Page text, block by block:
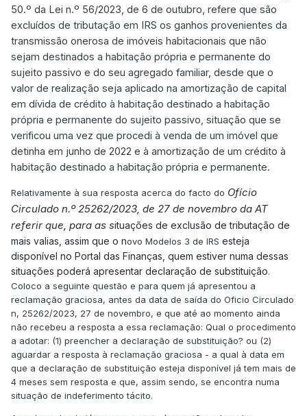
sua maioria,as declarações de rendimentos já terão
sido entregues e liquidadas nos termos,
respetivamente, do n.º 1 do artigo 60.º e da alínea a) do
n.º 1 do artigo 77.º, ambos os artigos do Código do IRS,
pelo que,na ausência de norma que permitisse aos
contribuintes excluir de tributação as mais-valias em
questão, estes ganhos terão sido declarados e
tributados.
3. Neste contexto,
considerando o caráter retroativo
consideradafundamentoparaapresentação de
declaração de rendimentos modelo 3,de substituição
no prazo previsto no n.º 2 do artigo 140.º do Código do
IRS, isto é, 2 (dois) anos a contar do termo do prazo
legal para a entrega da declaração, ou, no mesmo
prazo, para apresentação de reclamação graciosanos
termos daquele artigo, ou seja, em regra,o prazo
referido decorre até final do mês de junho de 2025
A nova Modelos 3 de IRS, aprovada pela
Portaria n.º 39-
B/2024 de 2 de fevereiro (que
produz os seus efeitos a
1 de janeiro de 2024) vai permitir declarar estas novas
situações de exclusão de tributação de mais valias, pelo
que, assim que a mesma esteja disponível no Portal das
50.º da Lei n.º 56/2023, de 6 de outubro, refere que são
excluídos de tributação em IRS os ganhos provenientes da
transmissão onerosa de imóveis habitacionais que não
sejam destinados a habitação própria e permanente do
sujeito passivo e do seu agregado familiar, desde que o
valor de realização seja aplicado na amortização de capital
em dívida de crédito à habitação destinado a habitação
própria e permanente do sujeito passivo, situação que se
verificou uma vez que procedi à venda de um imóvel que
detinha em junho de 2022 e à amortização de um crédito à
habitação destinado a habitação própria e permanente.
Relativamente à sua resposta acerca do facto do Ofício
Circulado n.º 25262/2023, de 27 de novembro da AT
referir que, para as situações de exclusão de tributação de
mais valias, assim que o novo Modelos 3 de IRS esteja
disponível no Portal das Finanças, quem estiver numa dessas
situações poderá apresentar declaração de substituição.
Coloco a seguinte questão e para quem já apresentou a
reclamação graciosa, antes da data de saída do Oficio Circulado
n, 25262/2023, 27 de novembro, e que até ao momento ainda
não recebeu a resposta a essa reclamação: Qual o procedimento
a adotar: (1) preencher a declaração de substituição? ou (2)
aguardar a resposta à reclamação graciosa - a qual à data em
que a declaração de substituição esteja disponível já tem mais de
4 meses sem resposta e que, assim sendo, se encontra numa
situação de indeferimento tácito.